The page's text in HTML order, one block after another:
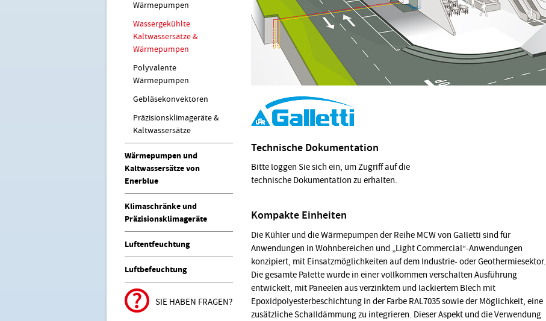
Wärmepumpen
Wassergekühlte
Kaltwassersätze &
Wärmepumpen
Polyvalente
Wärmepumpen
Gebläsekonvektoren
Präzisionsklimageräte &
Kaltwassersätze
Wärmepumpen und
Kaltwassersätze von
Enerblue
Klimaschränke und
Präzisionsklimageräte
Luftentfeuchtung
Luftbefeuchtung
SIE HABEN FRAGEN?
Technische Dokumentation
Bitte loggen Sie sich ein, um Zugriff auf die
technische Dokumentation zu erhalten.
Kompakte Einheiten
Die Kühler und die Wärmepumpen der Reihe MCW von Galletti sind für
Anwendungen in Wohnbereichen und „Light Commercial“-Anwendungen
konzipiert, mit Einsatzmöglichkeiten auf dem Industrie- oder Geothermiesektor.
Die gesamte Palette wurde in einer vollkommen verschalten Ausführung
entwickelt, mit Paneelen aus verzinktem und lackiertem Blech mit
Epoxidpolyesterbeschichtung in der Farbe RAL7035 sowie der Möglichkeit, eine
zusätzliche Schalldämmung zu integrieren. Dieser Aspekt und die Verwendung